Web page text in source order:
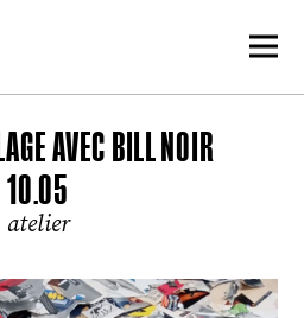
AVEC BILL NOIR
10.05
atelier